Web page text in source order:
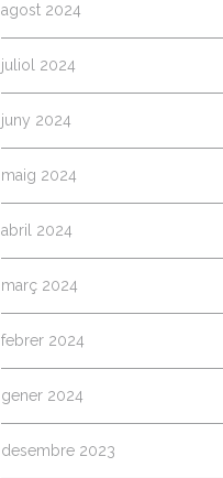
agost 2024
juliol 2024
juny 2024
maig 2024
abril 2024
març 2024
febrer 2024
gener 2024
desembre 2023